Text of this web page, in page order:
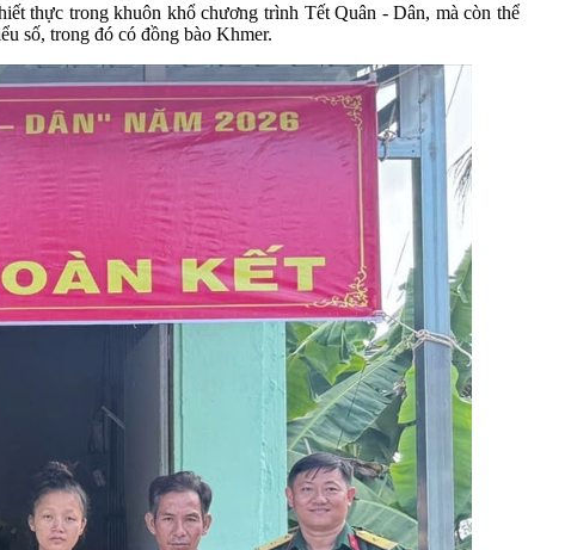
thực trong khuôn khổ chương trình Tết Quân - Dân, mà còn thể
số, trong đó có đồng bào Khmer.